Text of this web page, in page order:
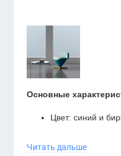
Основные
Цвет: синий и
Эргономичная
Читать дальше